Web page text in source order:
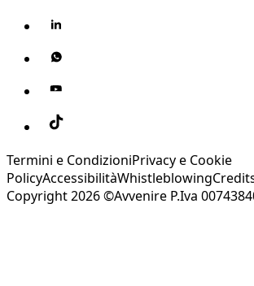
Termini e CondizioniPrivacy e Cookie
PolicyAccessibilitàWhistleblowing
Copyright 2026 ©Avvenire P.Iva